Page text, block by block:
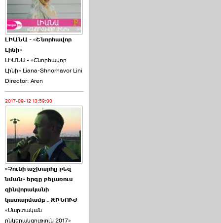
ԼԻԱՆԱ - «Շնորհավոր
Լինի»
ԼԻԱՆԱ - «Շնորհավոր
Լինի» Liana-Shnorhavor Lini
Director: Aren
2017-09-12 13:59:00
«Չունի աշխարհը քեզ
նման» երգը բելառուս
զինվորականի
կատարմամբ . ԶԻՆՈՒԺ
«Մարտական
ընկերակցություն 2017»